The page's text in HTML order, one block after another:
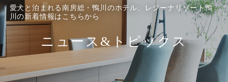
愛犬と泊まれる南房総・鴨川のホテル、レジーナリゾート鴨
川の新着情報はこちらから
ニュース&トピックス